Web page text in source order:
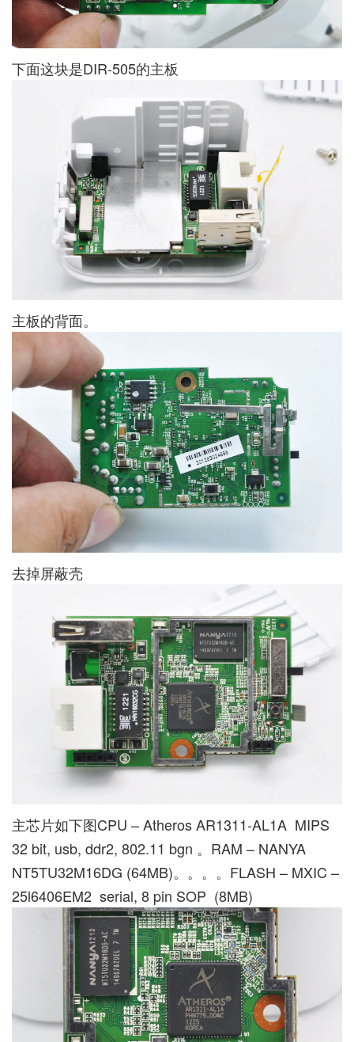
下面这块是DIR-505的主板
主板的背面。
去掉屏蔽壳
主芯片如下图CPU – Atheros AR1311-AL1A MIPS
32 bit, usb, ddr2, 802.11 bgn 。RAM – NANYA
NT5TU32M16DG (64MB)。。。。FLASH – MXIC –
25l6406EM2 serial, 8 pin SOP (8MB)